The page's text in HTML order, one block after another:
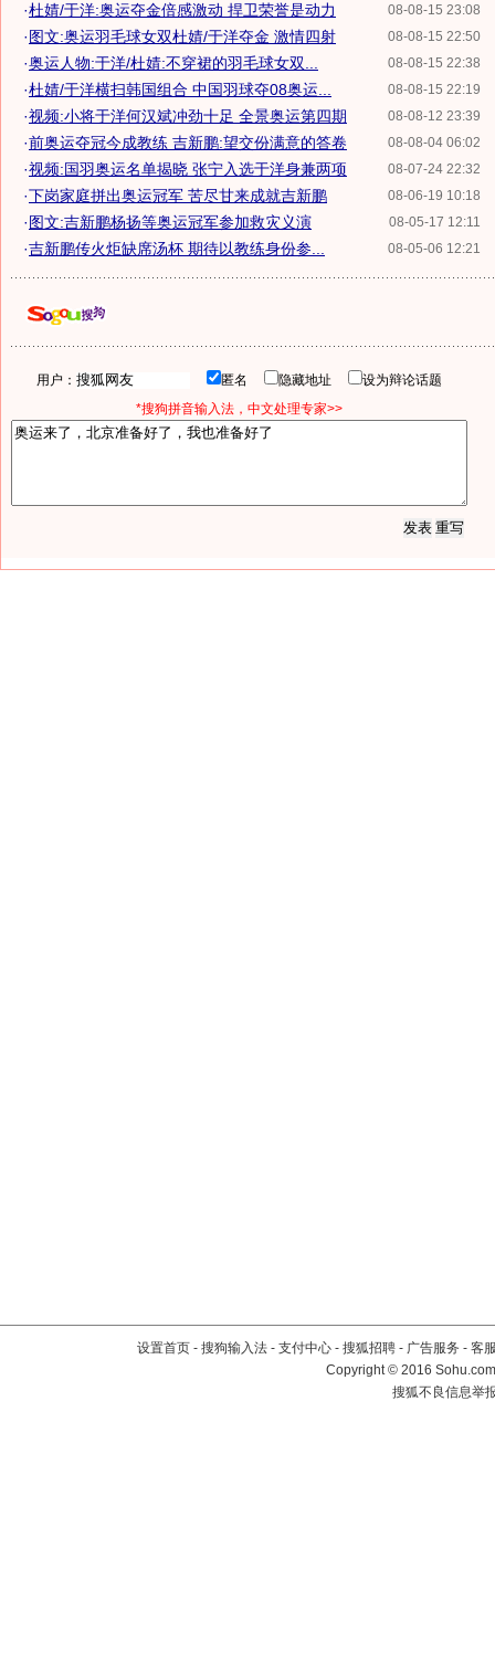
08-08-15 23:08
·杜婧/于洋:奥运夺金倍感激动 捍卫荣誉是动力
08-08-15 22:50
·图文:奥运羽毛球女双杜婧/于洋夺金 激情四射
08-08-15 22:38
·奥运人物:于洋/杜婧:不穿裙的羽毛球女双...
08-08-15 22:19
·杜婧/于洋横扫韩国组合 中国羽球夺08奥运...
08-08-12 23:39
·视频:小将于洋何汉斌冲劲十足 全景奥运第四期
08-08-04 06:02
·前奥运夺冠今成教练 吉新鹏:望交份满意的答卷
08-07-24 22:32
·视频:国羽奥运名单揭晓 张宁入选于洋身兼两项
08-06-19 10:18
·下岗家庭拼出奥运冠军 苦尽甘来成就吉新鹏
08-05-17 12:11
·图文:吉新鹏杨扬等奥运冠军参加救灾义演
08-05-06 12:21
·吉新鹏传火炬缺席汤杯 期待以教练身份参...
用户： 匿名 隐藏地址
设为辩论话题
*搜狗拼音输入法，中文处理专家>>
设置首页 - 搜狗输入法 - 支付中心 - 搜狐招聘 - 广告服务 - 客
Copyright©2016
搜狐不良信息举